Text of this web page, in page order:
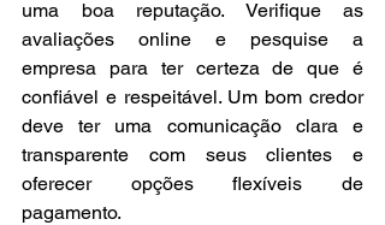
uma boa reputação. Verifique as
avaliações online e pesquise a
empresa para ter certeza de que é
confiável e respeitável. Um bom credor
deve ter uma comunicação clara e
transparente com seus clientes e
oferecer opções flexíveis de
pagamento.